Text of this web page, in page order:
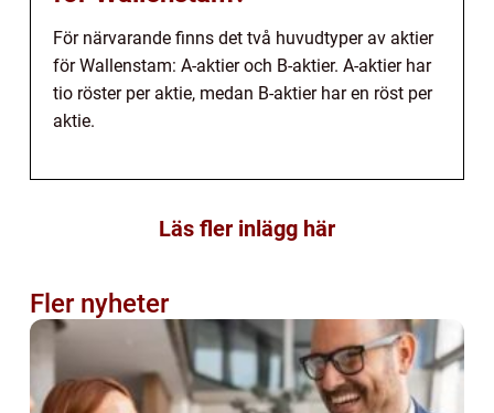
För närvarande finns det två huvudtyper av aktier
för Wallenstam: A-aktier och B-aktier. A-aktier har
tio röster per aktie, medan B-aktier har en röst per
aktie.
Läs fler inlägg här
Fler nyheter